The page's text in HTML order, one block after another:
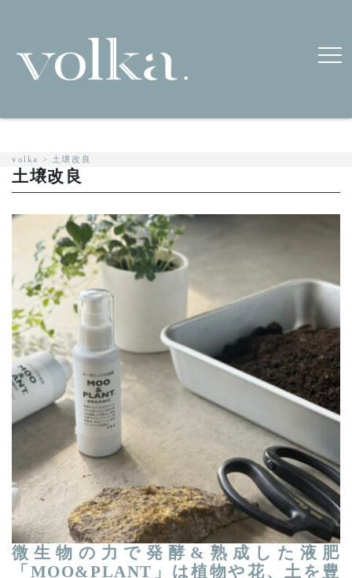
volka > 土壌改良
土壌改良
微生物の力で発酵&熟成した液肥
「MOO&PLANT」は植物や花、土を豊